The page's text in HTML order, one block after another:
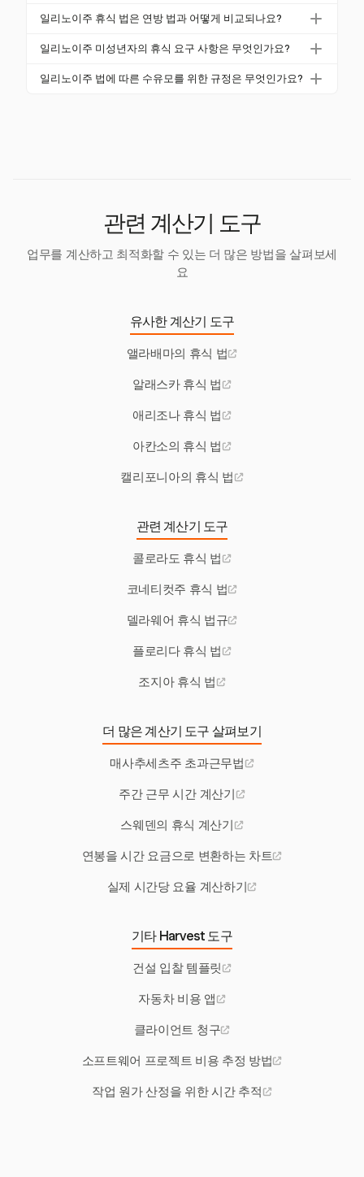
식사 시간에 포함되지 않는 합리적인 화장실 휴식 시간
고용주는 ODRISA 위반에 대해 위반당 최대 $500의 벌
따라 추가 벌금도 부과될 수 있습니다. 미지급 금액의
일리노이주 휴식 법은 연방 법과 어떻게 비교되나요?
일리노이주 휴식 법은 연방 법보다 엄격하여 식사 시간
습니다. 고용주는 최대한의 직원 보호를 보장하기 위해
일리노이주 미성년자의 휴식 요구 사항은 무엇인가요?
16세 미만의 미성년자는 5시간 이상 연속 근무할 경우
일리노이주 법에 따른 수유모를 위한 규정은 무엇인가요?
관련 계산기 도구
업무를 계산하고 최적화할 수 있는 더 많은 방법을 살펴보세
요
유사한 계산기 도구
앨라배마의 휴식 법
알래스카 휴식 법
애리조나 휴식 법
아칸소의 휴식 법
캘리포니아의 휴식 법
관련 계산기 도구
콜로라도 휴식 법
코네티컷주 휴식 법
델라웨어 휴식 법규
플로리다 휴식 법
조지아 휴식 법
더 많은 계산기 도구 살펴보기
매사추세츠주 초과근무법
주간 근무 시간 계산기
스웨덴의 휴식 계산기
연봉을 시간 요금으로 변환하는 차트
실제 시간당 요율 계산하기
기타 Harvest 도구
건설 입찰 템플릿
자동차 비용 앱
클라이언트 청구
소프트웨어 프로젝트 비용 추정 방법
작업 원가 산정을 위한 시간 추적